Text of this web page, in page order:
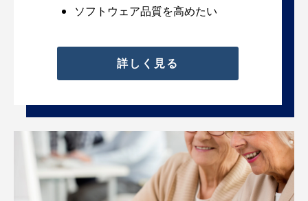
ソフトウェア品質を高めたい
詳しく見る